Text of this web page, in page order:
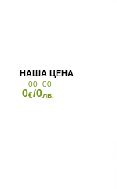
0
00
€/0
00
лв.